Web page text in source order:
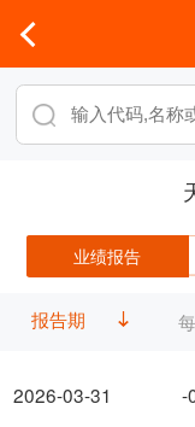
业绩报告
报告期
2026-03-31 -